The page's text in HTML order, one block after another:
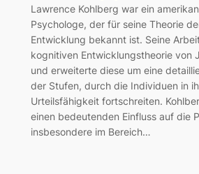
Lawrence Kohlberg war ein
Psychologe, der für seine Theorie
Entwicklung bekannt ist. Seine
kognitiven Entwicklungstheorie von
und erweiterte diese um eine
der Stufen, durch die Individuen in
Urteilsfähigkeit fortschreiten.
einen bedeutenden Einfluss auf die
insbesondere im Bereich…